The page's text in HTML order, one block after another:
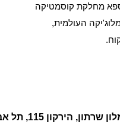
לספא מחלקת קוסמטיקה
העולמית,
115, תל אביב, טלפון להזמנות 03-5757977